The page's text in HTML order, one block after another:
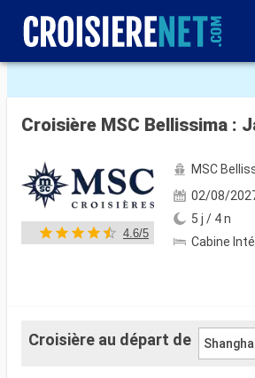
Voir les 84 autres photos
Croisière MSC Bellissima :
4.6/5
MSC
02/08/
5 j / 4 n
Cabine
Croisière au départ de